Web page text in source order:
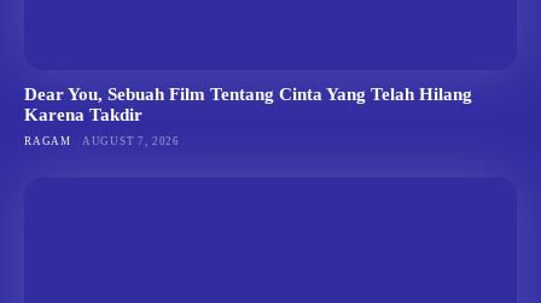
Dear You, Sebuah Film Tentang Cinta Yang Telah Hilang
Karena Takdir
RAGAM AUGUST 7, 2026